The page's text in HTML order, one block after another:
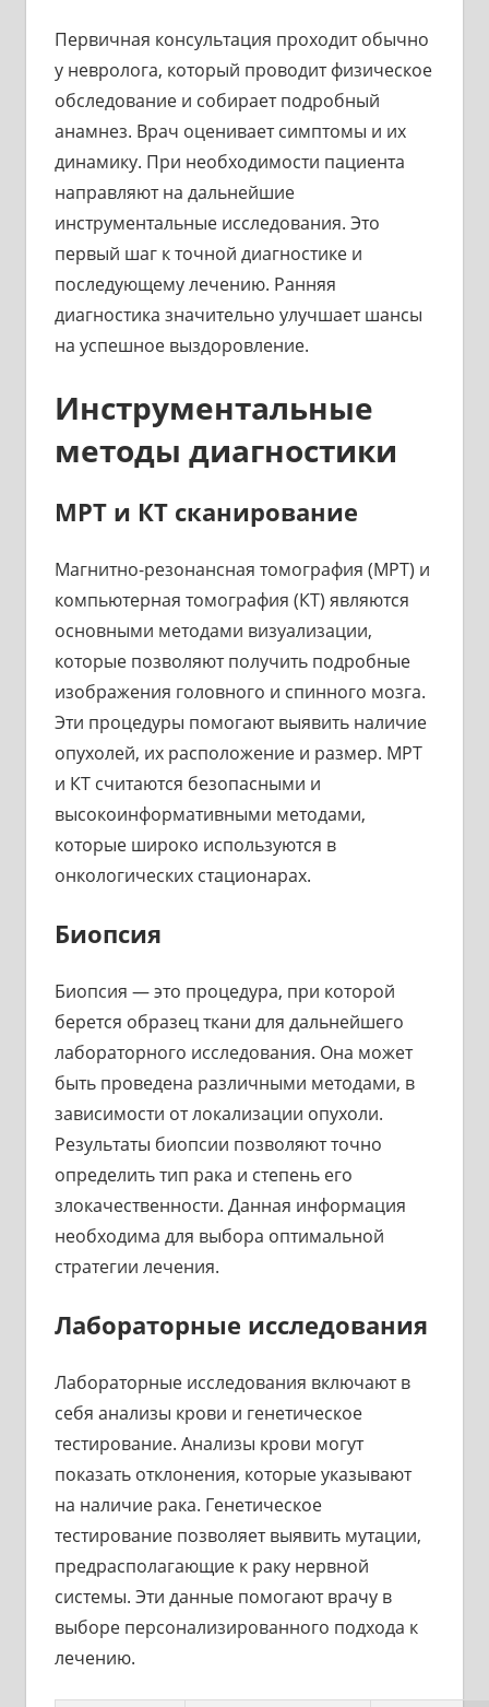
Первичная консультация проходит обычно
у невролога, который проводит физическое
обследование и собирает подробный
анамнез. Врач оценивает симптомы и их
динамику. При необходимости пациента
направляют на дальнейшие
инструментальные исследования. Это
первый шаг к точной диагностике и
последующему лечению. Ранняя
диагностика значительно улучшает шансы
на успешное выздоровление.
Инструментальные
методы диагностики
МРТ и КТ сканирование
Магнитно-резонансная томография (МРТ) и
компьютерная томография (КТ) являются
основными методами визуализации,
которые позволяют получить подробные
изображения головного и спинного мозга.
Эти процедуры помогают выявить наличие
опухолей, их расположение и размер. МРТ
и КТ считаются безопасными и
высокоинформативными методами,
которые широко используются в
онкологических стационарах.
Биопсия
Биопсия — это процедура, при которой
берется образец ткани для дальнейшего
лабораторного исследования. Она может
быть проведена различными методами, в
зависимости от локализации опухоли.
Результаты биопсии позволяют точно
определить тип рака и степень его
злокачественности. Данная информация
необходима для выбора оптимальной
стратегии лечения.
Лабораторные исследования
Лабораторные исследования включают в
себя анализы крови и генетическое
тестирование. Анализы крови могут
показать отклонения, которые указывают
на наличие рака. Генетическое
тестирование позволяет выявить мутации,
предрасполагающие к раку нервной
системы. Эти данные помогают врачу в
выборе персонализированного подхода к
лечению.